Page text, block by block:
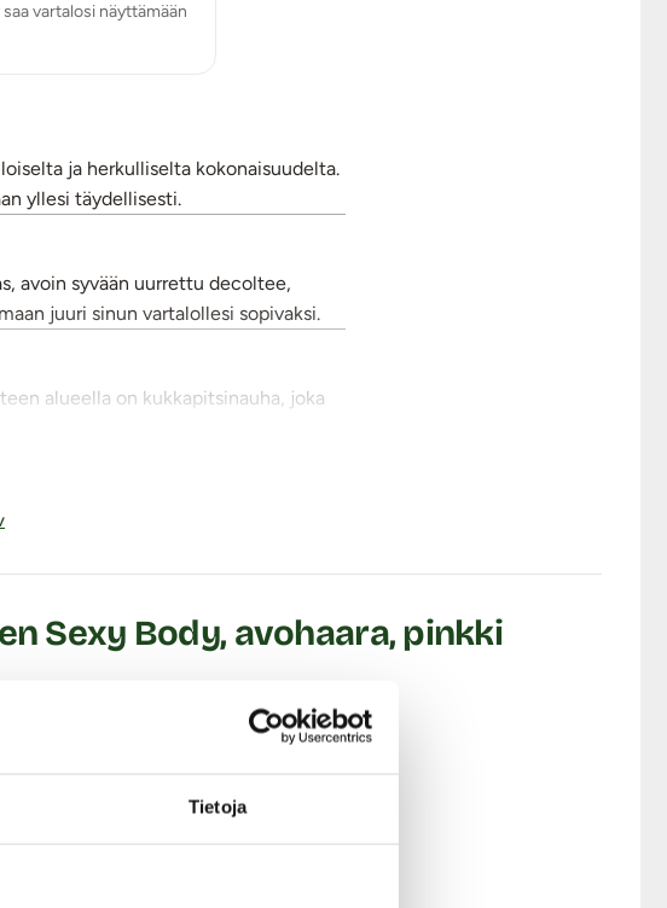
Tietoja
vartalosi näyttämään
ja herkulliselta kokonaisuudelta.
yllesi täydellisesti.
avoin syvään uurrettu decoltee,
juuri sinun vartalollesi sopivaksi.
alueella on kukkapitsinauha, joka
eroottiset leikit ja wc:ssä
kokosi. Jos epäröit kahden koon
erittäin laadukkaita!
Sexy Body, avohaara, pinkki